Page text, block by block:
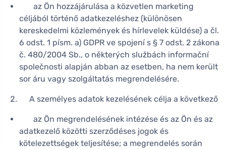
az Ön hozzájárulása a közvetlen marketing
céljából történő adatkezeléshez (különösen
kereskedelmi közlemények és hírlevelek küldése) a čl.
6 odst. 1 písm. a) GDPR ve spojení s § 7 odst. 2 zákona
č. 480/2004 Sb., o některých službách informační
společnosti alapján abban az esetben, ha nem került
sor áru vagy szolgáltatás megrendelésére.
A személyes adatok kezelésének célja a következő
az Ön megrendelésének intézése és az Ön és az
adatkezelő közötti szerződéses jogok és
kötelezettségek teljesítése; a megrendelés során